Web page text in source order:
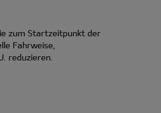
zum Startzeitpunkt der
Fahrweise,
reduzieren.